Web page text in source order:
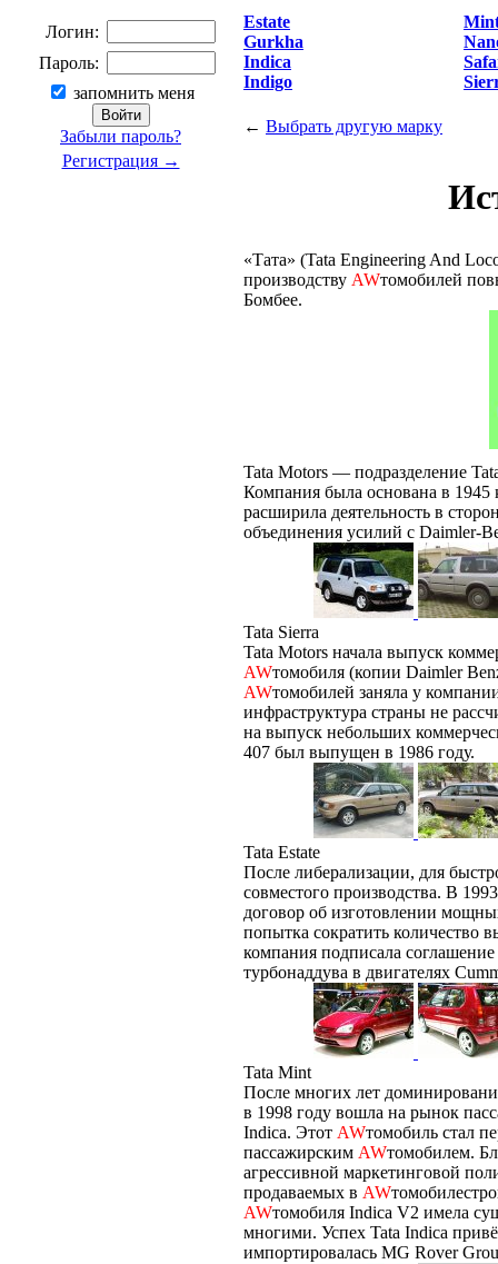
Логин:
Пароль:
запомнить меня
Забыли пароль?
Регистрация →
Estate
Gurkha
Indica
Indigo
← Выбрать другую марку
«Тата» (Tata Engineering And
производству AWтомобилей
Бомбее.
Tata Motors — подразделение
Компания была основана в 1945
расширила деятельность в
объединения усилий с Daimler-
Tata Sierra
Tata Motors начала выпуск
AWтомобиля (копии Daimler
AWтомобилей заняла у
инфраструктура страны не
на выпуск небольших
407 был выпущен в 1986 году.
Tata Estate
После либерализации, для
совместого производства. В
договор об изготовлении
попытка сократить количество
компания подписала
турбонаддува в двигателях
Tata Mint
После многих лет
в 1998 году вошла на рынок
Indica. Этот AWтомобиль стал
пассажирским AWтомобилем.
агрессивной маркетинговой
продаваемых в AW
AWтомобиля Indica V2 имела
многими. Успех Tata Indica
импортировалась MG Rover